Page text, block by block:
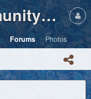
Insoler Community・Photos
Forums Photos